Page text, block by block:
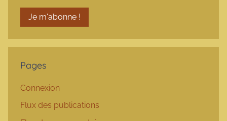
Pages
Connexion
Flux des publications